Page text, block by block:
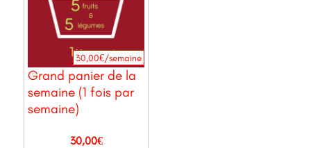
Grand panier de la
semaine (1 fois par
semaine)
30,00€/semaine
Prix
30,00€